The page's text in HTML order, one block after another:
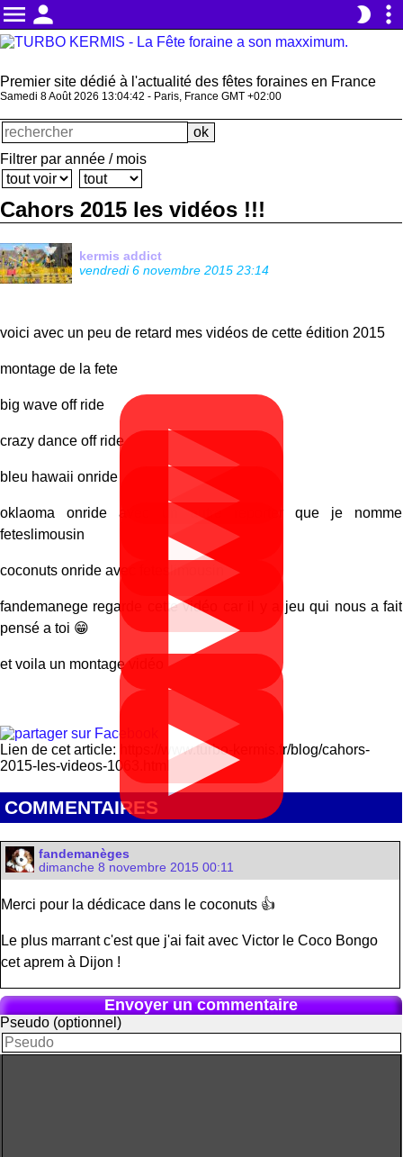
menu person brightness_2 more_vert
Premier site dédié à l'actualité des fêtes foraines en France
Samedi 8 Août 2026 13:04:42 - Paris, France GMT +02:00
Filtrer par année / mois
Cahors 2015 les vidéos !!!
kermis addict
vendredi 6 novembre 2015 23:14
voici avec un peu de retard mes vidéos de cette édition 2015
montage de la fete
▶
big wave off ride
▶
crazy dance off ride
▶
bleu hawaii onride
▶
oklaoma onride avec un autre reporter que je nomme
feteslimousin
▶
coconuts onride avec feteslimousin
fandemanege regarde cette vidéo car il y a jeu qui nous a fait
pensé a toi 😁
▶
et voila un montage vidéo
▶
Lien de cet article: https://www.turbo-kermis.fr/blog/cahors-
2015-les-videos-1063.html
COMMENTAIRES
fandemanèges
dimanche 8 novembre 2015 00:11
Merci pour la dédicace dans le coconuts 👍
Le plus marrant c'est que j'ai fait avec Victor le Coco Bongo
cet aprem à Dijon !
Envoyer un commentaire
Pseudo (optionnel)